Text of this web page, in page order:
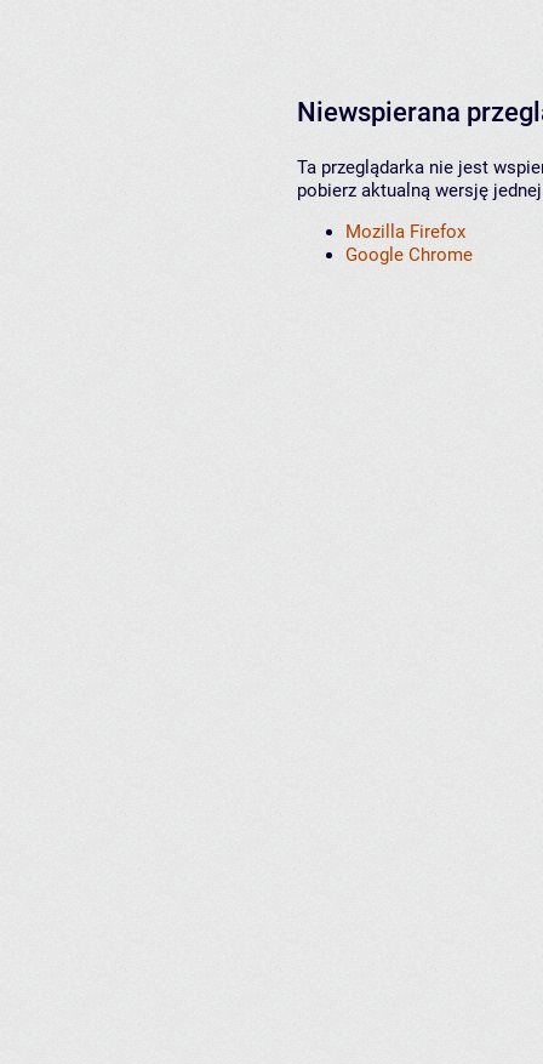
Niewspierana
Ta przeglądarka nie jest
pobierz aktualną wersję
Mozilla Firefox
Google Chrome